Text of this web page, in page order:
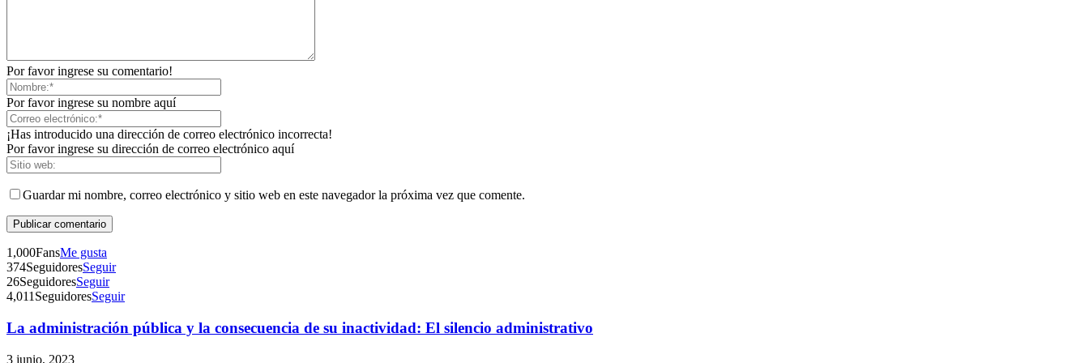
Por favor ingrese su comentario!
Por favor ingrese su nombre aquí
¡Has introducido una dirección de correo electrónico incorrecta!
Por favor ingrese su dirección de correo electrónico aquí
Guardar mi nombre, correo electrónico y sitio web en este navegador la próxima vez que comente.
1,000FansMe gusta
374SeguidoresSeguir
26SeguidoresSeguir
4,011 SeguidoresSeguir
La administración pública y la consecuencia de su inactividad: El silencio administrativo
3 junio, 2023